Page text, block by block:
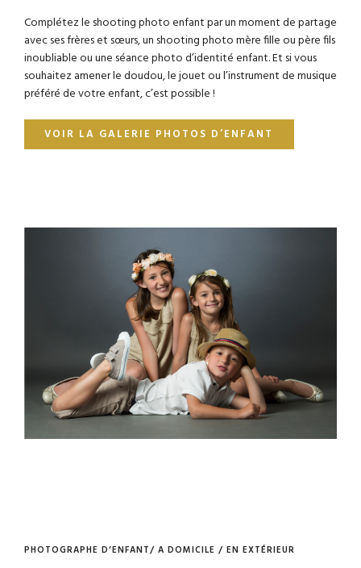
Complétez le shooting photo enfant par un moment de partage
avec ses frères et sœurs, un shooting photo mère fille ou père fils
inoubliable ou une séance photo d’identité enfant. Et si vous
souhaitez amener le doudou, le jouet ou l’instrument de musique
préféré de votre enfant, c’est possible !
VOIR LA GALERIE PHOTOS D’ENFANT
PHOTOGRAPHE D’ENFANT/ A DOMICILE / EN EXTÉRIEUR